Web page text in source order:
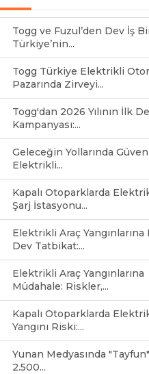
Togg ve Fuzul’den Dev İş
Türkiye’nin...
Togg Türkiye Elektrikli
Pazarında Zirveyi...
Togg'dan 2026 Yılının İlk
Kampanyası:...
Geleceğin Yollarında
Elektrikli...
Kapalı Otoparklarda
Şarj İstasyonu...
Elektrikli Araç Yangınlarına
Dev Tatbikat:...
Elektrikli Araç Yangınlarına
Müdahale: Riskler,...
Kapalı Otoparklarda
Yangını Riski:...
Yunan Medyasında
2.500...